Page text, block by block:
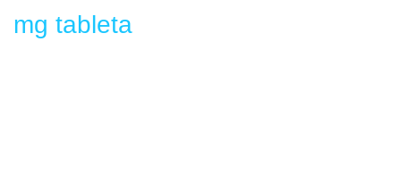
mg tableta